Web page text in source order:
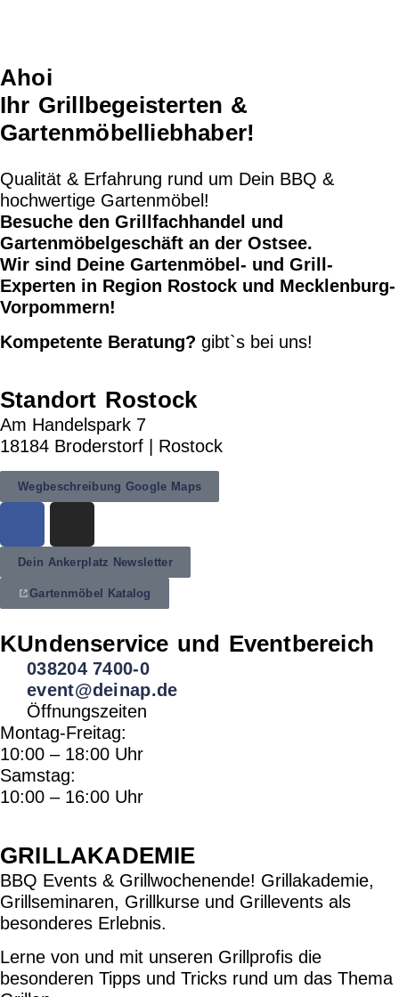
Ahoi
Ihr Grillbegeisterten &
Gartenmöbelliebhaber!
Qualität & Erfahrung rund um Dein BBQ &
hochwertige Gartenmöbel!
Besuche den Grillfachhandel und
Gartenmöbelgeschäft an der Ostsee.
Wir sind Deine Gartenmöbel- und Grill-
Experten in Region Rostock und Mecklenburg-
Vorpommern!
Kompetente Beratung? gibt`s bei uns!
Standort Rostock
Am Handelspark 7
18184 Broderstorf | Rostock
Wegbeschreibung Google Maps
Dein Ankerplatz Newsletter
Gartenmöbel Katalog
KUndenservice und Eventbereich
038204 7400-0
event@deinap.de
Öffnungszeiten
Montag-Freitag:
10:00 – 18:00 Uhr
Samstag:
10:00 – 16:00 Uhr
GRILLAKADEMIE
BBQ Events & Grillwochenende! Grillakademie,
Grillseminaren, Grillkurse und Grillevents als
besonderes Erlebnis.
Lerne von und mit unseren Grillprofis die
besonderen Tipps und Tricks rund um das Thema